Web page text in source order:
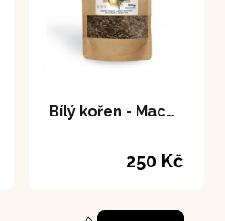
Bílý kořen - Maca 100 g
250 Kč